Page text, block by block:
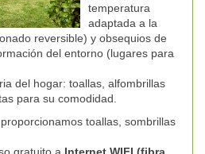
temperatura
adaptada a la
reversible) y obsequios de
del entorno (lugares para
del hogar: toallas, alfombrillas
para su comodidad.
toallas, sombrillas